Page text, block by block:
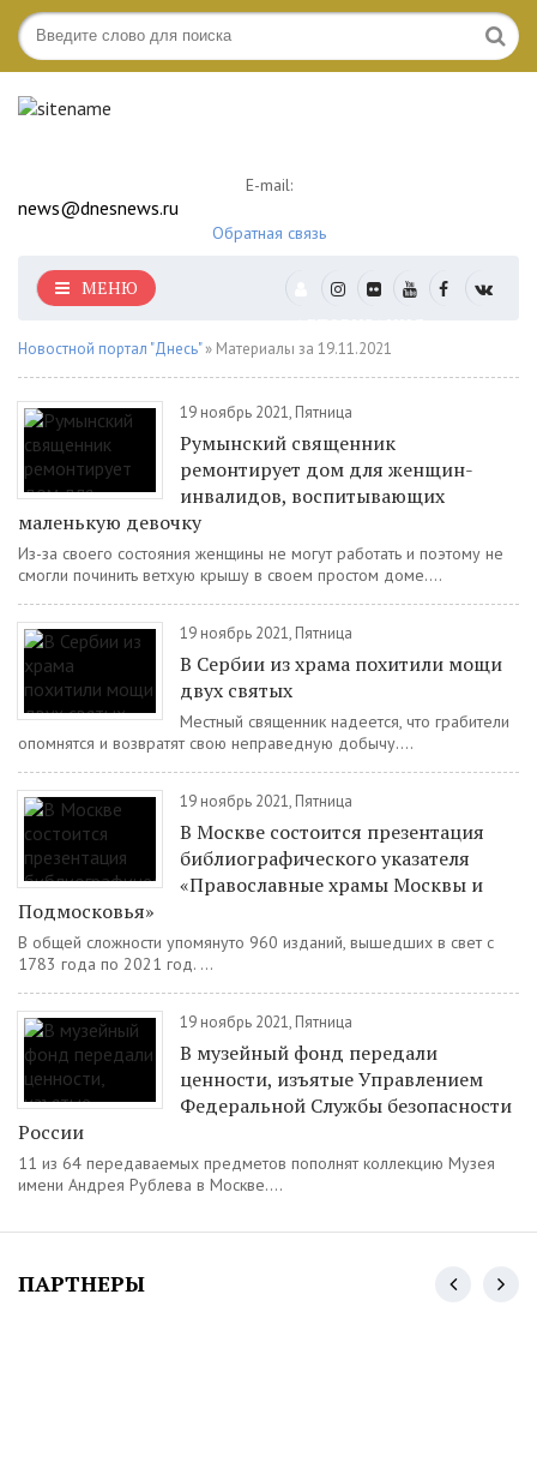
E-mail:
news@dnesnews.ru
Обратная связь
МЕНЮ
Новостной портал "Днесь"» Материалы за 19.11.2021
19 ноябрь 2021, Пятница
Румынский священник
ремонтирует дом для женщин-
инвалидов, воспитывающих
маленькую девочку
Из-за своего состояния женщины не могут работать и поэтому не
смогли починить ветхую крышу в своем простом доме....
19 ноябрь 2021, Пятница
В Сербии из храма похитили мощи
двух святых
Местный священник надеется, что грабители
опомнятся и возвратят свою неправедную добычу....
19 ноябрь 2021, Пятница
В Москве состоится презентация
библиографического указателя
«Православные храмы Москвы и
Подмосковья»
В общей сложности упомянуто 960 изданий, вышедших в свет с
1783 года по 2021 год. ...
19 ноябрь 2021, Пятница
В музейный фонд передали
ценности, изъятые Управлением
Федеральной Службы безопасности
России
11 из 64 передаваемых предметов пополнят коллекцию Музея
имени Андрея Рублева в Москве....
ПАРТНЕРЫ